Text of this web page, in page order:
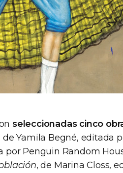
seleccionadas cinco
de Yamila Begné, editada
por Penguin Random
, de Marina Closs,